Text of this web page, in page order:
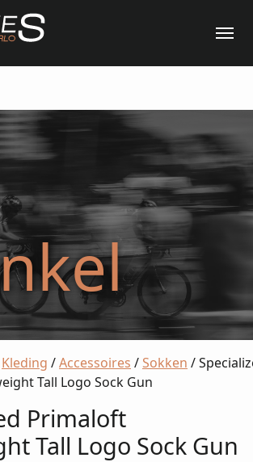
Kleding /Accessoires /Sokken /
Tall Logo Sock Gun
Primaloft
Tall Logo Sock Gun